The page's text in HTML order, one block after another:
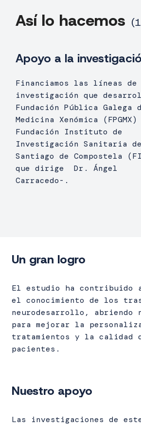
Así lo hacemos
Apoyo a la
Financiamos las líneas de
investigación que
Fundación Pública Galega
Medicina Xenómica
Fundación Instituto de
Investigación Sanitaria de
Santiago de Compostela
que dirige Dr. Ángel
Carracedo-.
Un gran logro
El estudio ha contribuido
el conocimiento de los
neurodesarrollo, abriendo
para mejorar la
tratamientos y la calidad
pacientes.
Nuestro apoyo
Las investigaciones de